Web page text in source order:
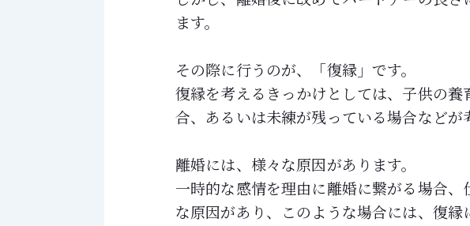
ます。
その際に行うのが、「復縁」です。
復縁を考えるきっかけとしては、子供の
合、あるいは未練が残っている場合などが
離婚には、様々な原因があります。
一時的な感情を理由に離婚に繋がる場合
な原因があり、このような場合には、復縁